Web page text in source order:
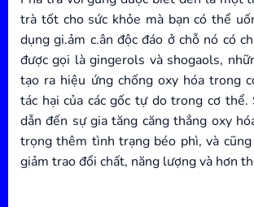
trà tốt cho sức khỏe mà bạn có thể
dụng gi.ảm c.ân độc đáo ở chỗ nó có
được gọi là gingerols và shogaols,
tạo ra hiệu ứng chống oxy hóa trong
tác hại của các gốc tự do trong cơ thể.
dẫn đến sự gia tăng căng thẳng oxy
trọng thêm tình trạng béo phì, và
giảm trao đổi chất, năng lượng và hơn